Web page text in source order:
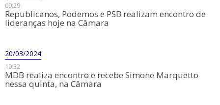
09:29
Republicanos, Podemos e PSB realizam encontro de
lideranças hoje na Câmara
20/03/2024
19:32
MDB realiza encontro e recebe Simone Marquetto
nessa quinta, na Câmara